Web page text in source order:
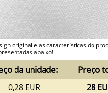
original e as características do
abaixo!
da unidade: Preço
0,28 EUR
28